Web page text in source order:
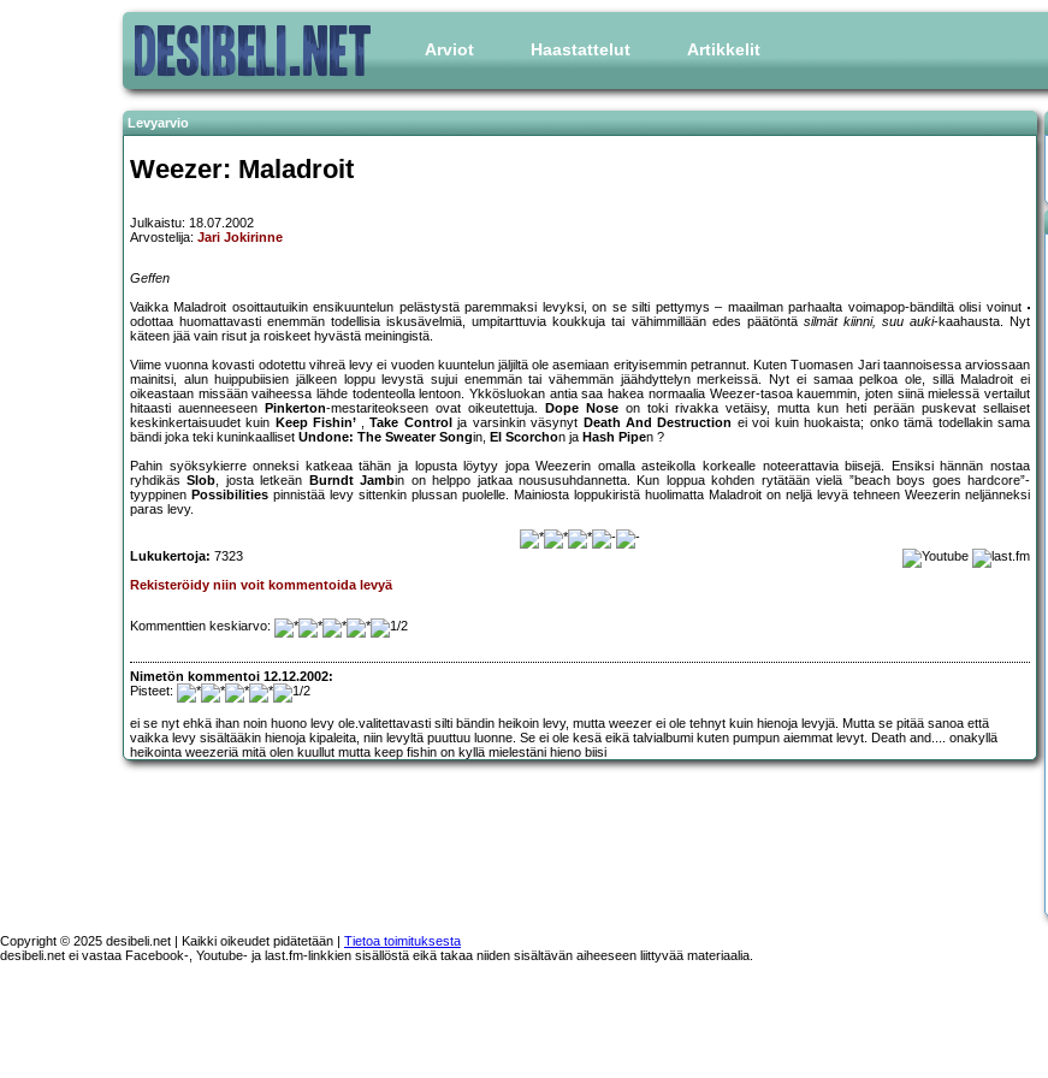
Arviot Haastattelut Artikkelit
Levyarvio
Weezer: Maladroit
Julkaistu: 18.07.2002
Arvostelija: Jari Jokirinne
Geffen
Vaikka Maladroit osoittautuikin ensikuuntelun pelästystä paremmaksi levyksi, on se silti pettymys – maailman parhaalta voimapop-bändiltä olisi voinut
odottaa huomattavasti enemmän todellisia iskusävelmiä, umpitarttuvia koukkuja tai vähimmillään edes päätöntä silmät kiinni, suu auki-kaahausta. Nyt
käteen jää vain risut ja roiskeet hyvästä meiningistä.
Viime vuonna kovasti odotettu vihreä levy ei vuoden kuuntelun jäljiltä ole asemiaan erityisemmin petrannut. Kuten Tuomasen Jari taannoisessa arviossaan
mainitsi, alun huippubiisien jälkeen loppu levystä sujui enemmän tai vähemmän jäähdyttelyn merkeissä. Nyt ei samaa pelkoa ole, sillä Maladroit ei
oikeastaan missään vaiheessa lähde todenteolla lentoon. Ykkösluokan antia saa hakea normaalia Weezer-tasoa kauemmin, joten siinä mielessä vertailut
hitaasti auenneeseen
Pinkerton-mestariteokseen ovat oikeutettuja. Dope Nose on toki rivakka vetäisy, mutta kun heti perään puskevat sellaiset
keskinkertaisuudet kuin Keep Fishin’ ,Take Control ja varsinkin väsynyt Death And Destruction ei voi kuin huokaista; onko tämä todellakin sama
bändi joka teki kuninkaalliset Undone: The Sweater Songin, El Scorchon ja Hash Pipen ?
Pahin syöksykierre onneksi katkeaa tähän ja lopusta löytyy jopa Weezerin omalla asteikolla korkealle noteerattavia biisejä. Ensiksi hännän nostaa
ryhdikäsSlob, josta letkeän Burndt Jambin on helppo jatkaa noususuhdannetta. Kun loppua kohden rytätään vielä ”beach boys goes hardcore”-
tyyppinen Possibilities pinnistää levy sittenkin plussan puolelle. Mainiosta loppukiristä huolimatta Maladroit on neljä levyä tehneen Weezerin neljänneksi
paras levy.
Lukukertoja: 7323
Rekisteröidy niin voit kommentoida levyä
Kommenttien keskiarvo:
Nimetön kommentoi 12.12.2002:
Pisteet:
ei se nyt ehkä ihan noin huono levy ole.valitettavasti silti bändin heikoin levy, mutta weezer ei ole tehnyt kuin hienoja levyjä. Mutta se pitää sanoa että
vaikka levy sisältääkin hienoja kipaleita, niin levyltä puuttuu luonne. Se ei ole kesä eikä talvialbumi kuten pumpun aiemmat levyt. Death and.... onakyllä
heikointa weezeriä mitä olen kuullut mutta keep fishin on kyllä mielestäni hieno biisi
Copyright © 2025 desibeli.net | Kaikki oikeudet pidätetään | Tietoa toimituksesta
desibeli.net ei vastaa Facebook-, Youtube- ja last.fm-linkkien sisällöstä eikä takaa niiden sisältävän aiheeseen liittyvää materiaalia.